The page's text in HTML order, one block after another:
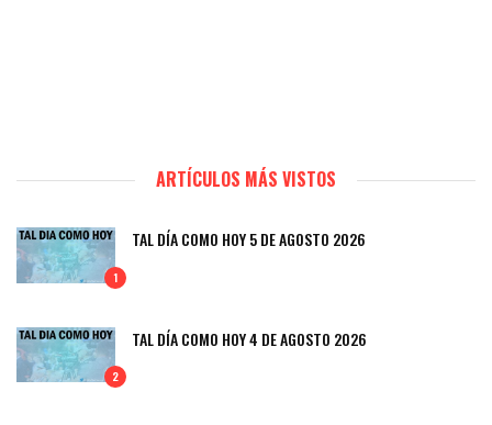
ARTÍCULOS MÁS VISTOS
1
TAL DÍA COMO HOY 5 DE AGOSTO 2026
2
TAL DÍA COMO HOY 4 DE AGOSTO 2026